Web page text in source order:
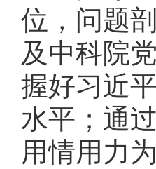
位，问题
及中科院
握好习近
水平；通
用情用力